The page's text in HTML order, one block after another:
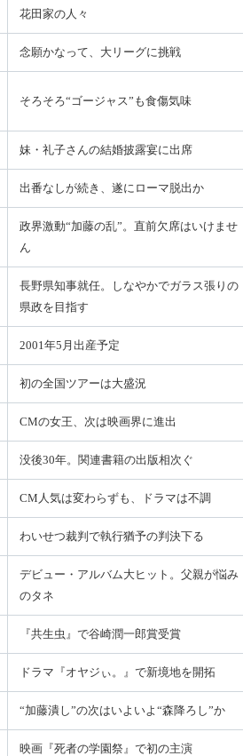
花田家の人々
念願かなって、大リーグに挑戦
そろそろ“ゴージャス”も食傷気味
妹・礼子さんの結婚披露宴に出席
出番なしが続き、遂にローマ脱出か
政界激動“加藤の乱”。直前欠席はいけませ
ん
長野県知事就任。しなやかでガラス張りの
県政を目指す
2001年5月出産予定
初の全国ツアーは大盛況
CMの女王、次は映画界に進出
没後30年。関連書籍の出版相次ぐ
CM人気は変わらずも、ドラマは不調
わいせつ裁判で執行猶予の判決下る
デビュー・アルバム大ヒット。父親が悩み
のタネ
『共生虫』で谷崎潤一郎賞受賞
ドラマ『オヤジぃ。』で新境地を開拓
“加藤潰し”の次はいよいよ“森降ろし”か
映画『死者の学園祭』で初の主演